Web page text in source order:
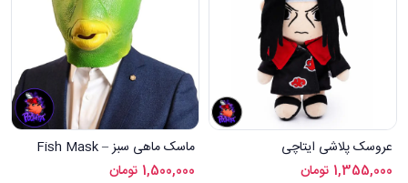
عروسک پلاشی ایتاچی
1,355,000 تومان
ماسک ماهی سبز – Fish Mask
1,500,000 تومان